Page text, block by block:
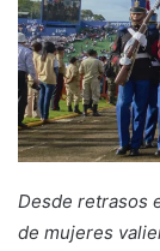
Desde retrasos
de mujeres